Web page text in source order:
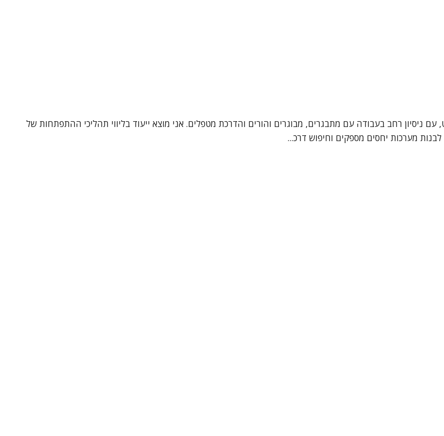
עם ניסיון רחב בעבודה עם מתבגרים, מבוגרים והורים והדרכת מטפלים. אני מוצא ייעוד בליווי תהליכי ההתפתחות של
מערכות יחסים מספקים וחיפוש דרכ...